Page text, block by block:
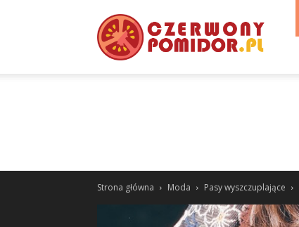
Strona główna Moda Pasy wyszczuplające